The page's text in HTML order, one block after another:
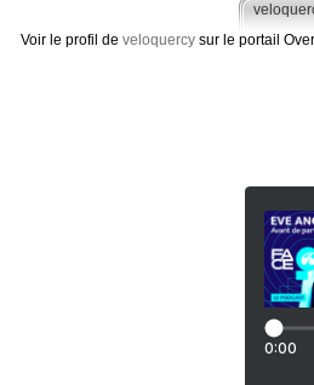
Voir le profil de veloquercy sur le portail
0:00